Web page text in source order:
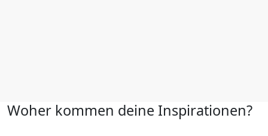
Woher kommen deine Inspirationen?